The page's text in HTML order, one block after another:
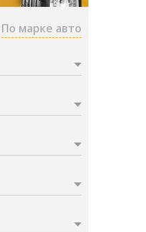
По марке авто